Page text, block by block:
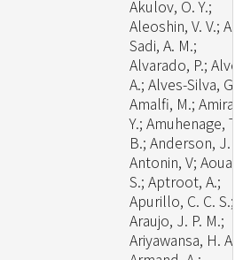
Akulov, O. Y.;
Aleoshin, V. V.; Al-
Sadi, A. M.;
Alvarado, P.;
A.; Alves-Silva, G.;
Amalfi, M.; Amira,
Y.; Amuhenage, T.
B.; Anderson, J.
Antonin, V; Aouali,
S.; Aptroot, A.;
Apurillo, C. C. S.;
Araujo, J. P. M.;
Ariyawansa, H. A.;